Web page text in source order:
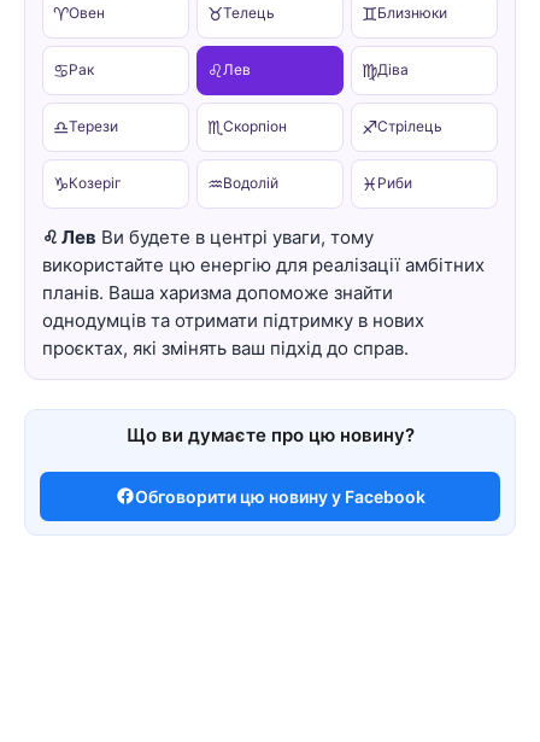
♈Овен ♉Телець ♊Близнюки
♋Рак ♌Лев ♍Діва
♎Терези ♏ Скорпіон ♐Стрілець
♑Козеріг ♒Водолій ♓ Риби
♌ Лев Ви будете в центрі уваги, тому
використайте цю енергію для реалізації амбітних
планів. Ваша харизма допоможе знайти
однодумців та отримати підтримку в нових
проєктах, які змінять ваш підхід до справ.
Що ви думаєте про цю новину?
Обговорити цю новину у Facebook